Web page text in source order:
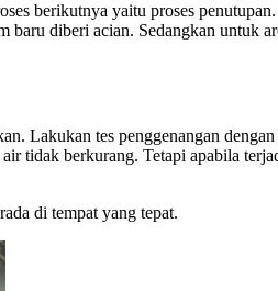
berikutnya yaitu proses
diberi acian. Sedangkan untuk
Lakukan tes penggenangan
tidak berkurang. Tetapi apabila
di tempat yang tepat.